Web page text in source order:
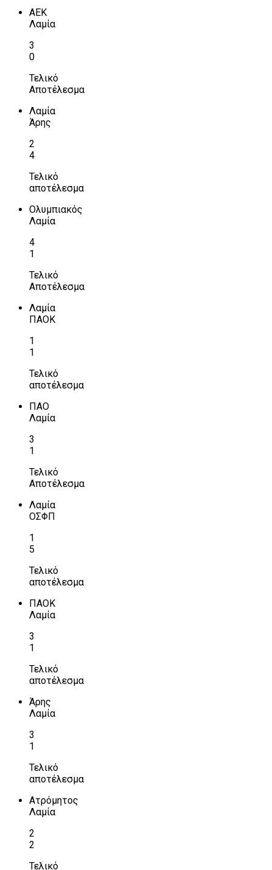
ΑΕΚ
Λαμία
3
0
Τελικό
Αποτέλεσμα
Λαμία
Άρης
2
4
Τελικό
αποτέλεσμα
Ολυμπιακός
Λαμία
4
1
Τελικό
Αποτέλεσμα
Λαμία
ΠΑΟΚ
1
1
Τελικό
αποτέλεσμα
ΠΑΟ
Λαμία
3
1
Τελικό
Αποτέλεσμα
Λαμία
ΟΣΦΠ
1
5
Τελικό
αποτέλεσμα
ΠΑΟΚ
Λαμία
3
1
Τελικό
αποτέλεσμα
Άρης
Λαμία
3
1
Τελικό
αποτέλεσμα
Ατρόμητος
Λαμία
2
2
Τελικό